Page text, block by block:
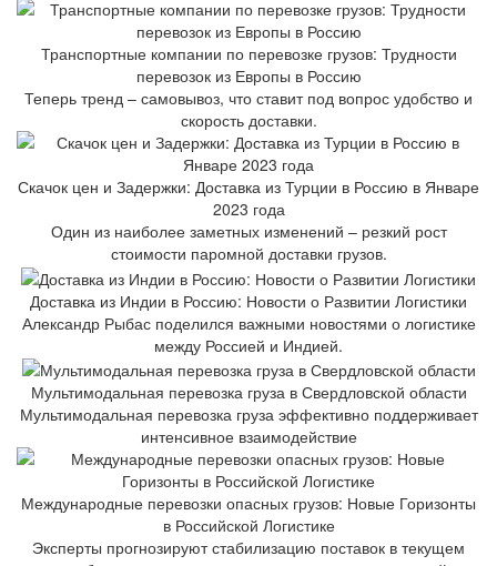
Транспортные компании по перевозке грузов: Трудности
перевозок из Европы в Россию
Теперь тренд – самовывоз, что ставит под вопрос удобство и
скорость доставки.
Скачок цен и Задержки: Доставка из Турции в Россию в Январе
2023 года
Один из наиболее заметных изменений – резкий рост
стоимости паромной доставки грузов.
Доставка из Индии в Россию: Новости о Развитии Логистики
Александр Рыбас поделился важными новостями о логистике
между Россией и Индией.
Мультимодальная перевозка груза в Свердловской области
Мультимодальная перевозка груза эффективно поддерживает
интенсивное взаимодействие
Международные перевозки опасных грузов: Новые Горизонты
в Российской Логистике
Эксперты прогнозируют стабилизацию поставок в текущем